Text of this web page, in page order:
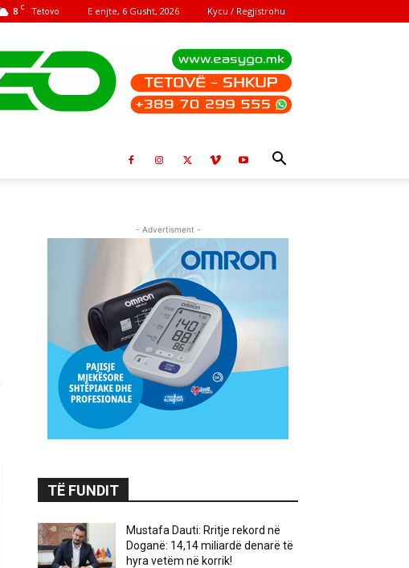
8 C Tetovo E enjte, 6 Gusht, 2026 Kycu / Regjistrohu
- Advertisment -
TË FUNDIT
Mustafa Dauti: Rritje rekord në
Doganë: 14,14 miliardë denarë të
hyra vetëm në korrik!